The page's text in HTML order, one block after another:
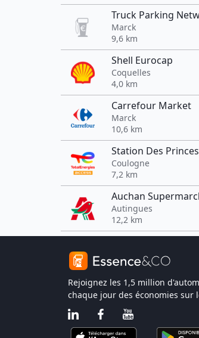
Truck Parking
Marck
9,6 km
Shell Eurocap
Coquelles
4,0 km
Carrefour Market
Marck
10,6 km
Station Des Princes
Coulogne
7,2 km
Auchan
Autingues
12,2 km
Rejoignez les 1,5 million
chaque jour des économies